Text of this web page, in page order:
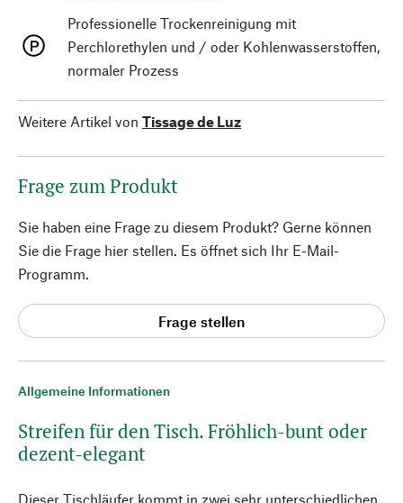
Allgemeine Informationen
Streifen für den Tisch. Fröhlich-bunt oder
dezent-elegant
Dieser Tischläufer kommt in zwei sehr unterschiedlichen
Professionelle Trockenreinigung mit
Perchlorethylen und / oder Kohlenwasserstoffen,
normaler Prozess
Weitere Artikel von Tissage de Luz
Frage zum Produkt
Sie haben eine Frage zu diesem Produkt? Gerne können
Sie die Frage hier stellen. Es öffnet sich Ihr E-Mail-
Programm.
Frage stellen